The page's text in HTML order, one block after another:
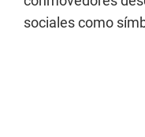
sociales como